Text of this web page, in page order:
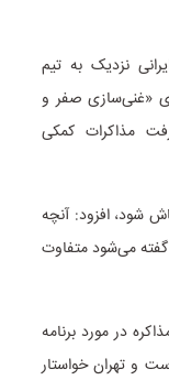
نزدیک به تیم
«غنی‌سازی صفر و
مذاکرات کمکی
شود، افزود: آنچه
گفته می‌شود متفاوت
در مورد برنامه
و تهران خواستار